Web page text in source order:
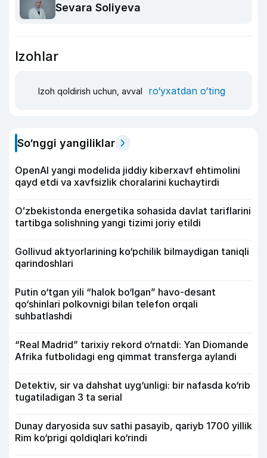
Sevara Soliyeva
Izohlar
Izoh qoldirish uchun, avval ro‘yxatdan o‘ting
So‘nggi yangiliklar
OpenAI yangi modelida jiddiy kiberxavf ehtimolini
qayd etdi va xavfsizlik choralarini kuchaytirdi
Oʻzbekistonda energetika sohasida davlat tariflarini
tartibga solishning yangi tizimi joriy etildi
Gollivud aktyorlarining ko‘pchilik bilmaydigan taniqli
qarindoshlari
Putin o‘tgan yili “halok bo‘lgan” havo-desant
qo‘shinlari polkovnigi bilan telefon orqali
suhbatlashdi
“Real Madrid” tarixiy rekord o‘rnatdi: Yan Diomande
Afrika futbolidagi eng qimmat transferga aylandi
Detektiv, sir va dahshat uyg‘unligi: bir nafasda ko‘rib
tugatiladigan 3 ta serial
Dunay daryosida suv sathi pasayib, qariyb 1700 yillik
Rim ko‘prigi qoldiqlari ko‘rindi